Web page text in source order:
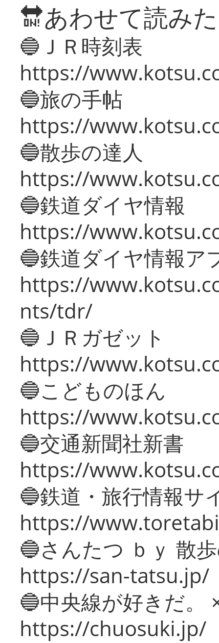
🔛あわせて読み
🔵ＪＲ時刻表
https://
🔵旅の手帖
https://
🔵散歩の達人
https://
🔵鉄道ダイヤ情報
https://
🔵鉄道ダイヤ情報ア
https://
nts/tdr/
🔵ＪＲガゼット
https://
🔵こどものほん
https://
🔵交通新聞社新書
https://
🔵鉄道・旅行情報サ
https://
🔵さんたつ ｂｙ 散
https://san-tatsu.jp/
🔵中央線が好きだ。
https://chuosuki.jp/